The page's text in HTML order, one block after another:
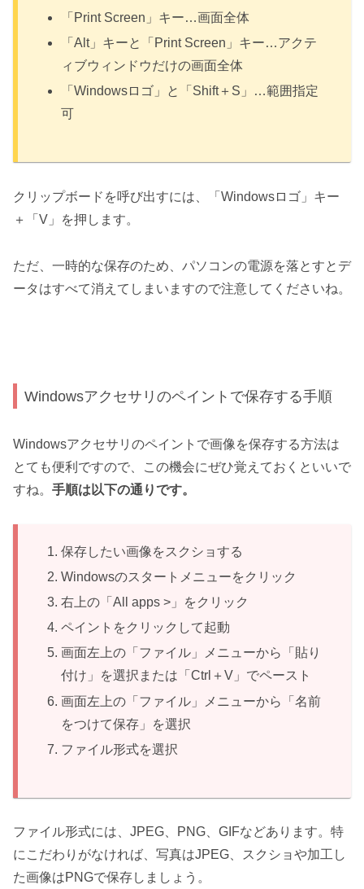
「Print Screen」キー…画面全体
「Alt」キーと「Print Screen」キー…アクテ
ィブウィンドウだけの画面全体
「Windowsロゴ」と「Shift＋S」…範囲指定
可
クリップボードを呼び出すには、「Windowsロゴ」キー
＋「V」を押します。
ただ、一時的な保存のため、パソコンの電源を落とすとデ
ータはすべて消えてしまいますので注意してくださいね。
Windowsアクセサリのペイントで保存する手順
Windowsアクセサリのペイントで画像を保存する方法は
とても便利ですので、この機会にぜひ覚えておくといいで
すね。 手順は以下の通りです。
保存したい画像をスクショする
Windowsのスタートメニューをクリック
右上の「All apps >」をクリック
ペイントをクリックして起動
画面左上の「ファイル」メニューから「貼り
付け」を選択または「Ctrl＋V」でペースト
画面左上の「ファイル」メニューから「名前
をつけて保存」を選択
ファイル形式を選択
ファイル形式には、JPEG、PNG、GIFなどあります。特
にこだわりがなければ、写真はJPEG、スクショや加工し
た画像はPNGで保存しましょう。